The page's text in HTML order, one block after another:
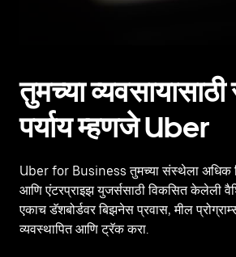
तुमच्या व्यवसायासाठी
पर्याय म्हणजे Uber
Uber for Business तुमच्या संस्थेला अधिक
आणि एंटरप्राइझ युजर्ससाठी विकसित केलेली
एकाच डॅशबोर्डवर बिझनेस प्रवास, मील
व्यवस्थापित आणि ट्रॅक करा.